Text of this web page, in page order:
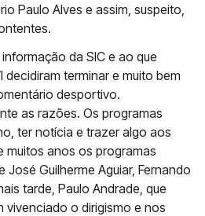
Paulo Alves e assim, suspeito,
da SIC e ao que
terminar e muito bem
desportivo.
as razões. Os programas
ter notícia e trazer algo aos
muitos anos os programas
José Guilherme Aguiar, Fernando
tarde, Paulo Andrade, que
vivenciado o dirigismo e nos